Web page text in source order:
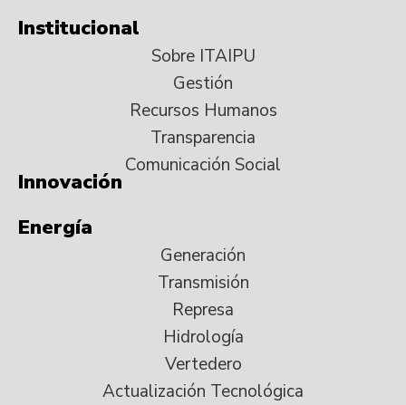
Institucional
Sobre ITAIPU
Gestión
Recursos Humanos
Transparencia
Comunicación Social
Innovación
Energía
Generación
Transmisión
Represa
Hidrología
Vertedero
Actualización Tecnológica